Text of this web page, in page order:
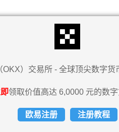
OKX）交易所 - 全球顶尖数字货
领取价值高达 6,0000 元的数字
欧易注册 注册教程